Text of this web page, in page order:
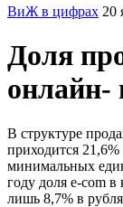
ВиЖ в цифрах 20
Доля
онлайн-
В структуре
приходится
минимальных
году доля e-com в
лишь 8,7% в